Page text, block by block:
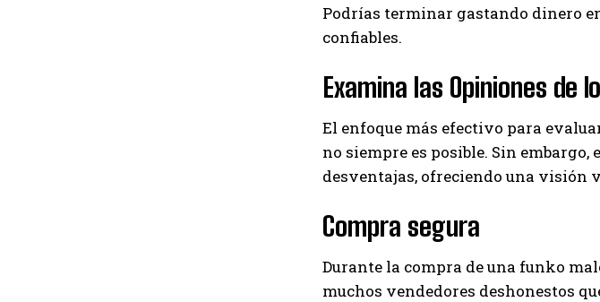
Podrías terminar gastando dinero
confiables.
Examina las Opiniones de
El enfoque más efectivo para
no siempre es posible. Sin
desventajas, ofreciendo una visión
Compra segura
Durante la compra de una funko
muchos vendedores deshonestos